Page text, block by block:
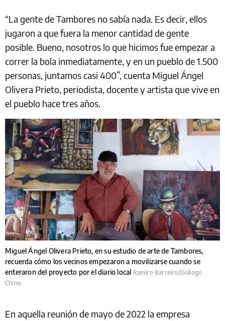
“La gente de Tambores no sabía nada. Es decir, ellos
jugaron a que fuera la menor cantidad de gente
posible. Bueno, nosotros lo que hicimos fue empezar a
correr la bola inmediatamente, y en un pueblo de 1.500
personas, juntamos casi 400”, cuenta Miguel Ángel
Olivera Prieto, periodista, docente y artista que vive en
el pueblo hace tres años.
Miguel Ángel Olivera Prieto, en su estudio de arte de Tambores,
recuerda cómo los vecinos empezaron a movilizarse cuando se
enteraron del proyecto por el diario local Ramiro Barreiro/Diálogo
Chino
En aquella reunión de mayo de 2022 la empresa